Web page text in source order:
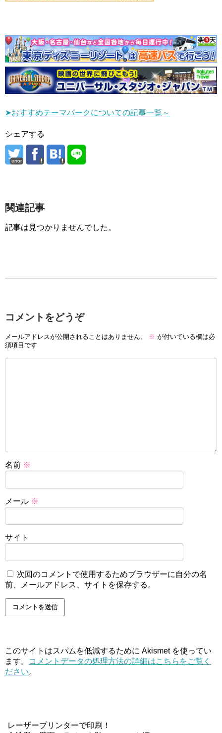
➤おすすめテーマパークについての記事一覧～
シェアする
error
関連記事
記事は見つかりませんでした。
コメントをどうぞ
メールアドレスが公開されることはありません。 ※ が付いている欄は必
須項目です
名前 ※
メール ※
サイト
次回のコメントで使用するためブラウザーに自分の名
前、メールアドレス、サイトを保存する。
このサイトはスパムを低減するために Akismet を使ってい
ます。
コメントデータの処理方法の詳細はこちらをご覧く
ださい。
レーザープリンターで印刷！